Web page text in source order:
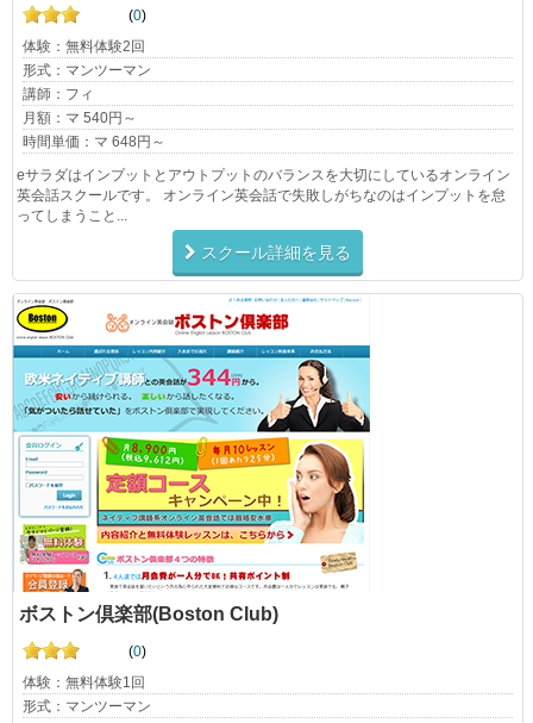
(0)
体験：無料体験2回
形式：マンツーマン
講師：フィ
月額：マ 540円～
時間単価：マ 648円～
eサラダはインプットとアウトプットのバランスを大切にしているオンライン
英会話スクールです。 オンライン英会話で失敗しがちなのはインプットを怠
ってしまうこと...
スクール詳細を見る
ボストン倶楽部(Boston Club)
(0)
体験：無料体験1回
形式：マンツーマン